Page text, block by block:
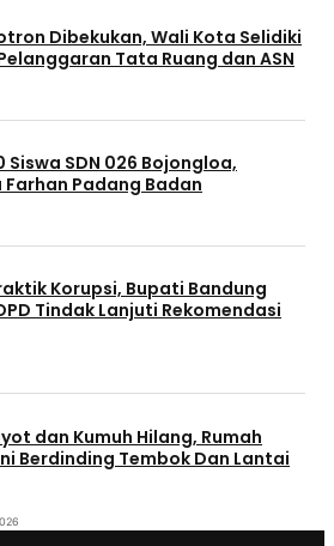
Dibekukan, Wali Kota Selidiki
Tata Ruang dan ASN
Siswa SDN 026 Bojongloa,
Padang Badan
Korupsi, Bupati Bandung
Tindak Lanjuti Rekomendasi
dan Kumuh Hilang, Rumah
Berdinding Tembok Dan Lantai